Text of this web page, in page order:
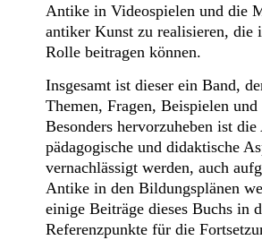
Antike in Videospielen und die
antiker Kunst zu realisieren,
Rolle beitragen können.
Insgesamt ist dieser ein Band,
Themen, Fragen, Beispielen
Besonders hervorzuheben ist
pädagogische und didaktische
vernachlässigt werden, auch
Antike in den Bildungsplänen
einige Beiträge dieses Buchs in
Referenzpunkte für die